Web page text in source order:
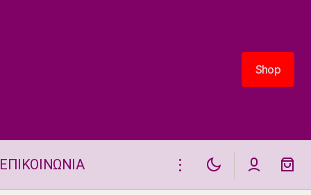
Shop
Shop
ΕΠΙΚΟΙΝΩΝΙΑ